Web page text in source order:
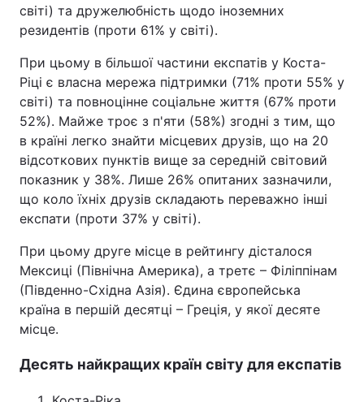
світі) та дружелюбність щодо іноземних
резидентів (проти 61% у світі).
При цьому в більшої частини експатів у Коста-
Ріці є власна мережа підтримки (71% проти 55% у
світі) та повноцінне соціальне життя (67% проти
52%). Майже троє з п'яти (58%) згодні з тим, що
в країні легко знайти місцевих друзів, що на 20
відсоткових пунктів вище за середній світовий
показник у 38%. Лише 26% опитаних зазначили,
що коло їхніх друзів складають переважно інші
експати (проти 37% у світі).
При цьому друге місце в рейтингу дісталося
Мексиці (Північна Америка), а третє – Філіппінам
(Південно-Східна Азія). Єдина європейська
країна в першій десятці – Греція, у якої десяте
місце.
Десять найкращих країн світу для експатів